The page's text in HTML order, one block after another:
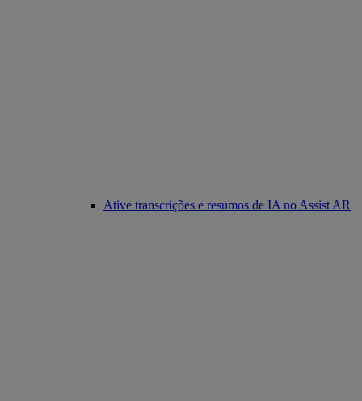
Ative transcrições e resumos de IA no Assist AR